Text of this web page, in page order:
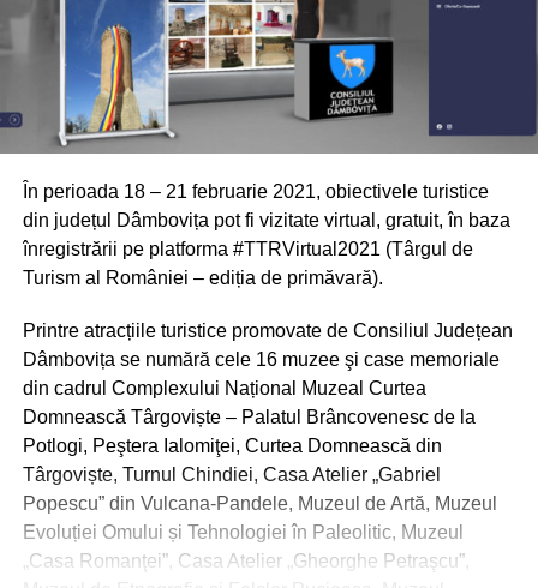
În perioada 18 – 21 februarie 2021, obiectivele turistice
din județul Dâmbovița pot fi vizitate virtual, gratuit, în baza
înregistrării pe platforma #TTRVirtual2021 (Târgul de
Turism al României – ediția de primăvară).
Printre atracțiile turistice promovate de Consiliul Județean
Dâmbovița se numără cele 16 muzee şi case memoriale
din cadrul Complexului Național Muzeal Curtea
Domnească Târgoviște – Palatul Brâncovenesc de la
Potlogi, Peştera Ialomiţei, Curtea Domnească din
Târgoviște, Turnul Chindiei, Casa Atelier „Gabriel
Popescu” din Vulcana-Pandele, Muzeul de Artă, Muzeul
Evoluției Omului și Tehnologiei în Paleolitic, Muzeul
„Casa Romanţei”, Casa Atelier „Gheorghe Petraşcu”,